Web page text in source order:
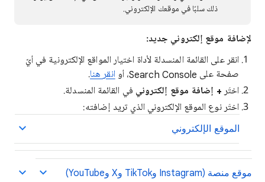
ذلك سلبًا في موقعك الإلكتروني.
لإضافة موقع إلكتروني جديد:
انقر على القائمة المنسدلة لأداة اختيار المواقع الإلكترونية في أيّ
صفحة على Search Console، أو
انقر هنا.
اختَر + إضافة موقع إلكتروني في القائمة المنسدلة.
اختَر نوع الموقع الإلكتروني الذي تريد إضافته:
الموقع الإلكتروني
موقع منصة (Instagram وTikTok وX وYouTube)